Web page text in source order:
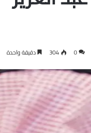
0
304 دقيقة واحدة